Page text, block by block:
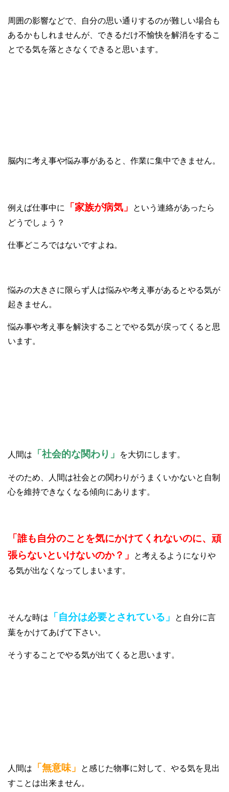
周囲の影響などで、自分の思い通りするのが難しい場合も
あるかもしれませんが、できるだけ不愉快を解消をするこ
とでる気を落とさなくできると思います。
脳内に考え事や悩み事があると、作業に集中できません。
例えば仕事中に 「家族が病気」
という連絡があったら
どうでしょう？
仕事どころではないですよね。
悩みの大きさに限らず人は悩みや考え事があるとやる気が
起きません。
悩み事や考え事を解決することでやる気が戻ってくると思
います。
人間は 「社会的な関わり」 を大切にします。
そのため、人間は社会との関わりがうまくいかないと自制
心を維持できなくなる傾向にあります。
「誰も自分のことを気にかけてくれないのに、頑
張らないといけないのか？」
と考えるようになりや
る気が出なくなってしまいます。
そんな時は 「自分は必要とされている」
と自分に言
葉をかけてあげて下さい。
そうすることでやる気が出てくると思います。
人間は 「無意味」
と感じた物事に対して、やる気を見出
すことは出来ません。